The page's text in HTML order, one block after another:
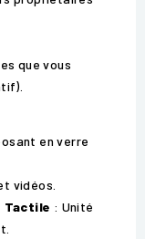
que vous
en verre
vidéos.
Tactile : Unité